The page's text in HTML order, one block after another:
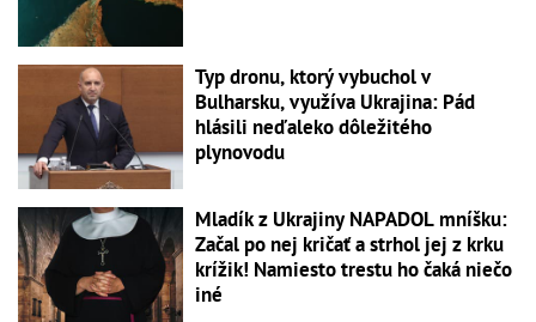
Typ dronu, ktorý vybuchol v
Bulharsku, využíva Ukrajina: Pád
hlásili neďaleko dôležitého
plynovodu
Mladík z Ukrajiny NAPADOL mníšku:
Začal po nej kričať a strhol jej z krku
krížik! Namiesto trestu ho čaká niečo
iné